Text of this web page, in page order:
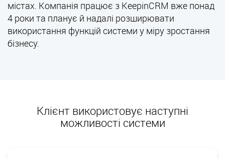
містах. Компанія працює з KeepinCRM вже понад
4 роки та планує й надалі розширювати
використання функцій системи у міру зростання
бізнесу.
Клієнт використовує наступні
можливості системи